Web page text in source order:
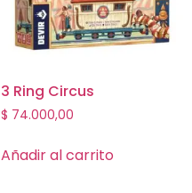
3 Ring Circus
$ 74.000,00
Añadir al carrito